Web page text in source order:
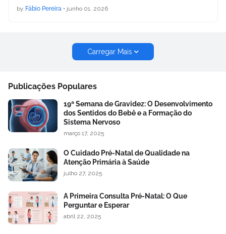
by Fábio Pereira • junho 01, 2026
Carregar Mais
Publicações Populares
19ª Semana de Gravidez: O Desenvolvimento
dos Sentidos do Bebê e a Formação do
Sistema Nervoso
março 17, 2025
O Cuidado Pré-Natal de Qualidade na
Atenção Primária à Saúde
julho 27, 2025
A Primeira Consulta Pré-Natal: O Que
Perguntar e Esperar
abril 22, 2025